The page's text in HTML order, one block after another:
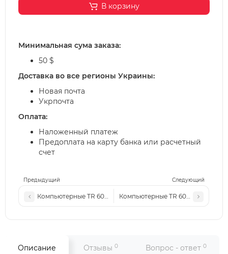
Предыдущий Следующий
Компьютерные TR 6027 черные-глянцевые
Компьютерные TR 6032 черные-
В корзину
Минимальная сума заказа:
50 $
Доставка во все регионы Украины:
Новая почта
Укрпочта
Оплата:
Наложенный платеж
Предоплата на карту банка или расчетный
счет
Описание Отзывы 0 Вопрос - ответ 0